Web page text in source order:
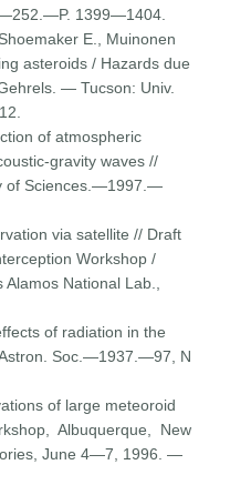
1399—1404.
E., Muinonen
asteroids / Hazards due
— Tucson: Univ.
of atmospheric
gravity waves //
of Sciences.—1997.—
via satellite // Draft
Workshop /
National Lab.,
of radiation in the
Soc.—1937.—97, N
of large meteoroid
Albuquerque, New
June 4—7, 1996. —